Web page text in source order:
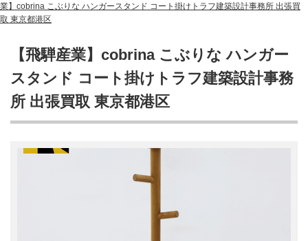
業】cobrina こぶりな ハンガースタンド コート掛けトラフ建築設計事務所 出張買
取 東京都港区
【飛騨産業】cobrina こぶりな ハンガー
スタンド コート掛けトラフ建築設計事務
所 出張買取 東京都港区